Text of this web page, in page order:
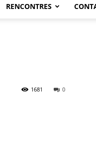
RENCONTRES
0
1681